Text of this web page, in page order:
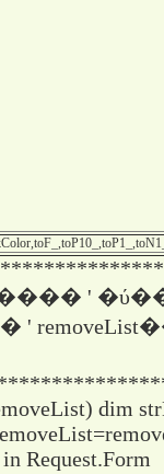
'
'
dim
Request.Form